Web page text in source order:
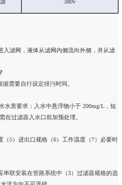
380v
入滤网，液体从滤网内侧流向外侧，并从滤
需要自行设定排污时间。
质要求：入水中悬浮物小于 200mg/L，短
在过滤器入水口前加预处理。
5）进出口规格（6）工作温度（7）必要时
串联安装在管路系统中（3）过滤器规格的选